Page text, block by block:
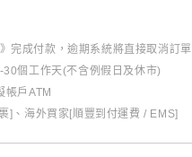
完成付款，逾期系統將直接取消訂單
個工作天(不含例假日及休市)
帳戶ATM
]、海外買家[順豐到付運費 / EMS]